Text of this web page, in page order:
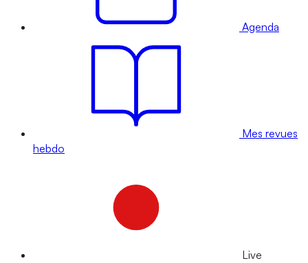
Agenda
Mes revues
hebdo
Live